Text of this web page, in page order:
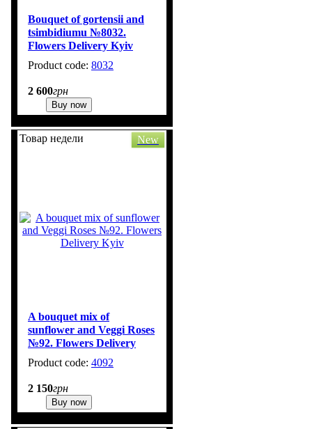
Bouquet of gortensii and
tsimbidiumu №8032.
Flowers Delivery Kyiv
8032
2 600грн
Buy now
New
Товар недели
A bouquet mix of
sunflower and Veggi Roses
№92. Flowers Delivery
Kyiv
4092
2 150грн
Buy now